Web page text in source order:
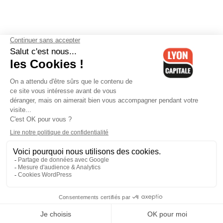
Contactez-nous-Mentions légales-CGV-Politique de
confidentialité-Gestion des cookies
Cedex 06